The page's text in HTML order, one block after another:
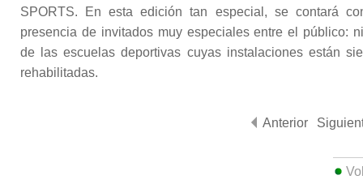
SPORTS. En esta edición tan especial, se contará
presencia de invitados muy especiales entre el público:
de las escuelas deportivas cuyas instalaciones están
rehabilitadas.
Anterior